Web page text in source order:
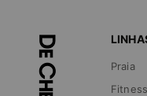
Praia
Fitness